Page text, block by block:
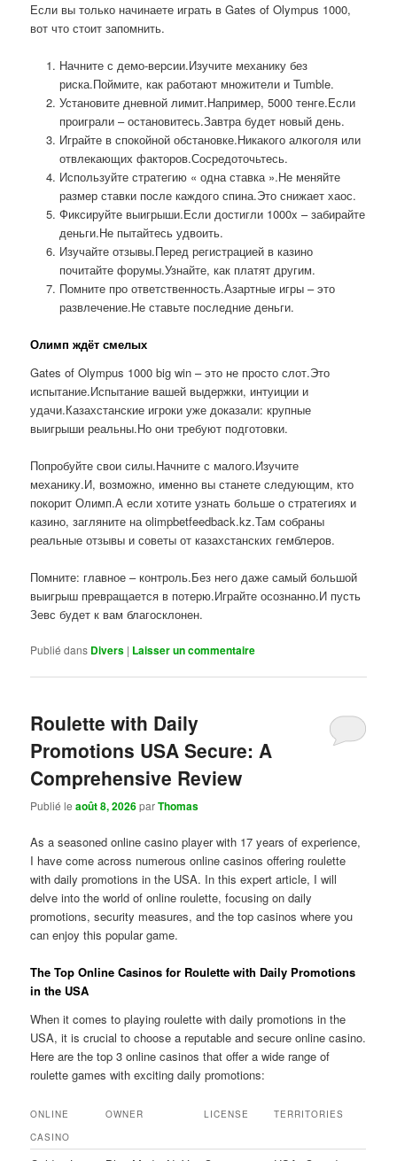
Если вы только начинаете играть в Gates of Olympus 1000,
вот что стоит запомнить.
Начните с демо-версии.Изучите механику без
риска.Поймите, как работают множители и Tumble.
Установите дневной лимит.Например, 5000 тенге.Если
проиграли – остановитесь.Завтра будет новый день.
Играйте в спокойной обстановке.Никакого алкоголя или
отвлекающих факторов.Сосредоточьтесь.
Используйте стратегию « одна ставка ».Не меняйте
размер ставки после каждого спина.Это снижает хаос.
Фиксируйте выигрыши.Если достигли 1000x – забирайте
деньги.Не пытайтесь удвоить.
Изучайте отзывы.Перед регистрацией в казино
почитайте форумы.Узнайте, как платят другим.
Помните про ответственность.Азартные игры – это
развлечение.Не ставьте последние деньги.
Олимп ждёт смелых
Gates of Olympus 1000 big win – это не просто слот.Это
испытание.Испытание вашей выдержки, интуиции и
удачи.Казахстанские игроки уже доказали: крупные
выигрыши реальны.Но они требуют подготовки.
Попробуйте свои силы.Начните с малого.Изучите
механику.И, возможно, именно вы станете следующим, кто
покорит Олимп.А если хотите узнать больше о стратегиях и
казино, загляните на olimpbetfeedback.kz.Там собраны
реальные отзывы и советы от казахстанских гемблеров.
Помните: главное – контроль.Без него даже самый большой
выигрыш превращается в потерю.Играйте осознанно.И пусть
Зевс будет к вам благосклонен.
Publié dans Divers | Laisser un commentaire
Roulette with Daily
Promotions USA Secure: A
Comprehensive Review
Publié leaoût 8, 2026parThomas
As a seasoned online casino player with 17 years of experience,
I have come across numerous online casinos offering roulette
with daily promotions in the USA. In this expert article, I will
delve into the world of online roulette, focusing on daily
promotions, security measures, and the top casinos where you
can enjoy this popular game.
The Top Online Casinos for Roulette with Daily Promotions
in the USA
When it comes to playing roulette with daily promotions in the
USA, it is crucial to choose a reputable and secure online casino.
Here are the top 3 online casinos that offer a wide range of
roulette games with exciting daily promotions:
ONLINE
CASINO
OWNER LICENSE TERRITORIES